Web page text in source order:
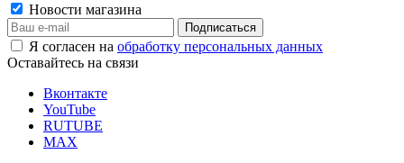
Новости магазина
Я согласен на обработку персональных данных
Оставайтесь на связи
Вконтакте
YouTube
RUTUBE
MAX